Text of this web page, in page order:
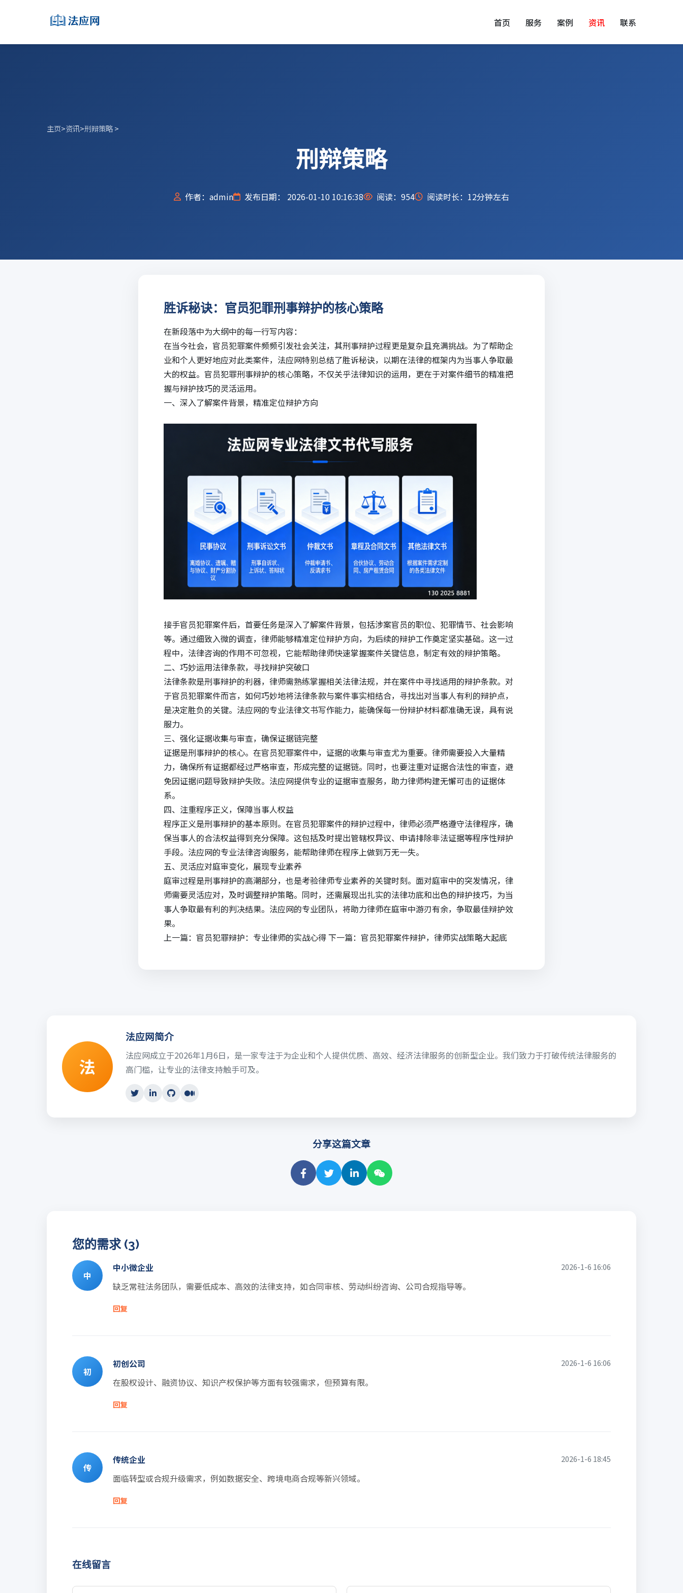
首页 服务 案例 资讯 联系
主页>资讯>刑辩策略>
刑辩策略
作者：admin 发布日期： 2026-01-10 10:16:38 阅读： 954 阅读时长：12分钟左右
胜诉秘诀：官员犯罪刑事辩护的核心策略
在新段落中为大纲中的每一行写内容：
在当今社会，官员犯罪案件频频引发社会关注，其刑事辩护过程更是复杂且充满挑战。为了帮助企
业和个人更好地应对此类案件， 法应网特别总结了胜诉秘诀，以期在法律的框架内为当事人争取最
大的权益。官员犯罪刑事辩护的核心策略，不仅关乎法律知识的运用，更在于对案件细节的精准把
握与辩护技巧的灵活运用。
一、深入了解案件背景，精准定位辩护方向
接手官员犯罪案件后，首要任务是深入了解案件背景，包括涉案官员的职位、犯罪情节、社会影响
等。通过细致入微的调查，律师能够精准定位辩护方向，为后续的辩护工作奠定坚实基础。这一过
程中， 法律咨询的作用不可忽视，它能帮助律师快速掌握案件关键信息，制定有效的辩护策略。
二、巧妙运用法律条款，寻找辩护突破口
法律条款是刑事辩护的利器，律师需熟练掌握相关法律法规，并在案件中寻找适用的辩护条款。对
于官员犯罪案件而言，如何巧妙地将法律条款与案件事实相结合，寻找出对当事人有利的辩护点，
是决定胜负的关键。 法应网的专业法律文书写作能力，能确保每一份辩护材料都准确无误，具有说
服力。
三、强化证据收集与审查，确保证据链完整
证据是刑事辩护的核心。在官员犯罪案件中，证据的收集与审查尤为重要。律师需要投入大量精
力，确保所有证据都经过严格审查，形成完整的证据链。同时，也要注重对证据合法性的审查，避
免因证据问题导致辩护失败。法应网提供专业的证据审查服务，助力律师构建无懈可击的证据体
系。
四、注重程序正义，保障当事人权益
程序正义是刑事辩护的基本原则。在官员犯罪案件的辩护过程中，律师必须严格遵守法律程序，确
保当事人的合法权益得到充分保障。这包括及时提出管辖权异议、申请排除非法证据等程序性辩护
手段。法应网的专业法律咨询服务，能帮助律师在程序上做到万无一失。
五、灵活应对庭审变化，展现专业素养
庭审过程是刑事辩护的高潮部分，也是考验律师专业素养的关键时刻。面对庭审中的突发情况，律
师需要灵活应对，及时调整辩护策略。同时，还需展现出扎实的法律功底和出色的辩护技巧，为当
事人争取最有利的判决结果。法应网的专业团队，将助力律师在庭审中游刃有余，争取最佳辩护效
果。
上一篇： 官员犯罪辩护：专业律师的实战心得下一篇： 官员犯罪案件辩护，律师实战策略大起底
法
法应网简介
法应网成立于2026年1月6日，是一家专注于为企业和个人提供优质、高效、经济法律服务的创新型企业。我们致力于打破传统法律服务的
高门槛，让专业的法律支持触手可及。
分享这篇文章
您的需求 (3)
中
中小微企业 2026-1-6 16:06
缺乏常驻法务团队，需要低成本、高效的法律支持，如合同审核、劳动纠纷咨询、公司合规指导等。
回复
初
初创公司 2026-1-6 16:06
在股权设计、融资协议、知识产权保护等方面有较强需求，但预算有限。
回复
传
传统企业 2026-1-6 18:45
面临转型或合规升级需求，例如数据安全、跨境电商合规等新兴领域。
回复
在线留言